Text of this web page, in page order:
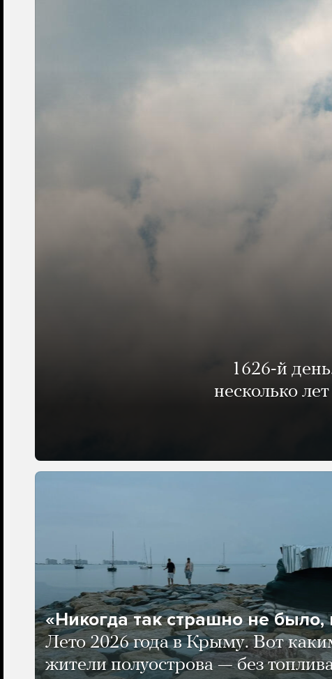
1626-й
несколько
«Никогда так страшно не было,
Лето 2026 года в Крыму. Вот
жители полуострова — без